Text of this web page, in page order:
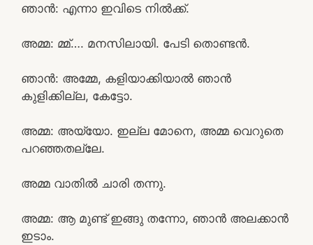
ഞാൻ: എന്നാ ഇവിടെ നിൽക്ക്.
അമ്മ: മ്മ്…. മനസിലായി. പേടി തൊണ്ടൻ.
ഞാൻ: അമ്മേ, കളിയാക്കിയാൽ ഞാൻ
കുളിക്കില്ല, കേട്ടോ.
അമ്മ: അയ്യോ. ഇല്ല മോനെ, അമ്മ വെറുതെ
പറഞ്ഞതല്ലേ.
അമ്മ വാതിൽ ചാരി തന്നു.
അമ്മ: ആ മുണ്ട് ഇങ്ങു തന്നോ, ഞാൻ അലക്കാൻ
ഇടാം.